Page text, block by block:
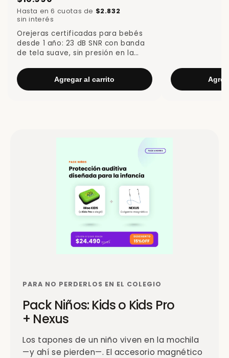
Hasta en 6 cuotas de $2.832
sin interés
Orejeras certificadas para bebés
desde 1 año: 23 dB SNR con banda
de tela suave, sin presión en la
Agregar al carrito
PARA NO PERDERLOS EN EL COLEGIO
Pack Niños: Kids o Kids Pro
+ Nexus
Los tapones de un niño viven en la mochila
—y ahí se pierden—. El accesorio magnético